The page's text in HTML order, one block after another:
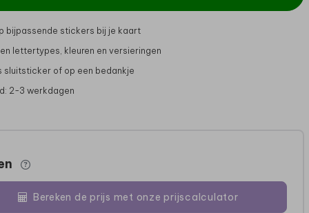
bijpassende stickers bij je kaart
lettertypes, kleuren en versieringen
sluitsticker of op een bedankje
2-3 werkdagen
Bereken de prijs met onze prijscalculator